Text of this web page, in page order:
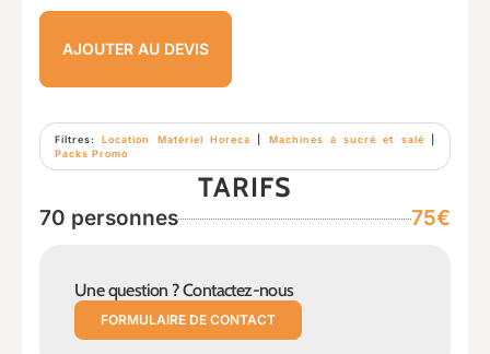
AJOUTER AU DEVIS
Filtres:Location Matériel Horeca Machines à sucré et salé
Packs Promo
TARIFS
70 personnes 75€
Une question ? Contactez-nous
FORMULAIRE DE CONTACT